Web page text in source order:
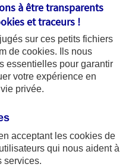
à l’accouchement.
mais aussi chez un
sage-femme ou
avoir lieu avant la fin
à être transparents
et traceurs !
sur ces petits fichiers
de cookies. Ils nous
essentielles pour garantir
votre expérience en
privée.
acceptant les cookies de
qui nous aident à
services.